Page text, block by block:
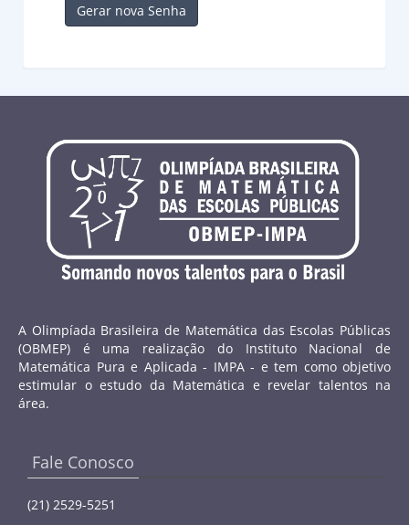
Gerar nova Senha
A Olimpíada Brasileira de Matemática das Escolas Públicas
(OBMEP) é uma realização do Instituto Nacional de
Matemática Pura e Aplicada - IMPA - e tem como objetivo
estimular o estudo da Matemática e revelar talentos na
área.
Fale Conosco
(21) 2529-5251